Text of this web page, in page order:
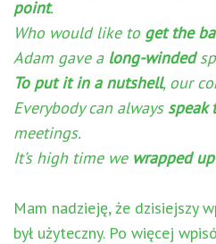
point.
Who would like to get the
Adam gave a long-winded
To put it in a nutshell, our
Everybody can always speak
meetings.
It’s high time we wrapped up
Mam nadzieję, że dzisiejszy
był użyteczny. Po więcej